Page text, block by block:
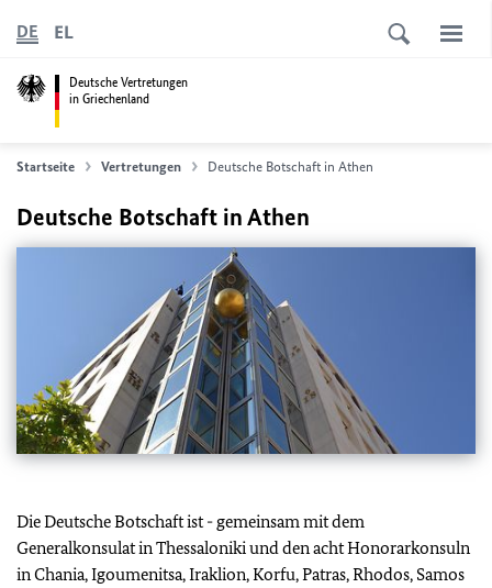
Deutsche Vertretungen
in Griechenland
DE EL
Startseite Vertretungen Deutsche Botschaft in Athen
Deutsche Botschaft in Athen
Die Deutsche Botschaft ist - gemeinsam mit dem
Generalkonsulat in Thessaloniki und den acht Honorarkonsuln
in Chania, Igoumenitsa, Iraklion, Korfu, Patras, Rhodos, Samos